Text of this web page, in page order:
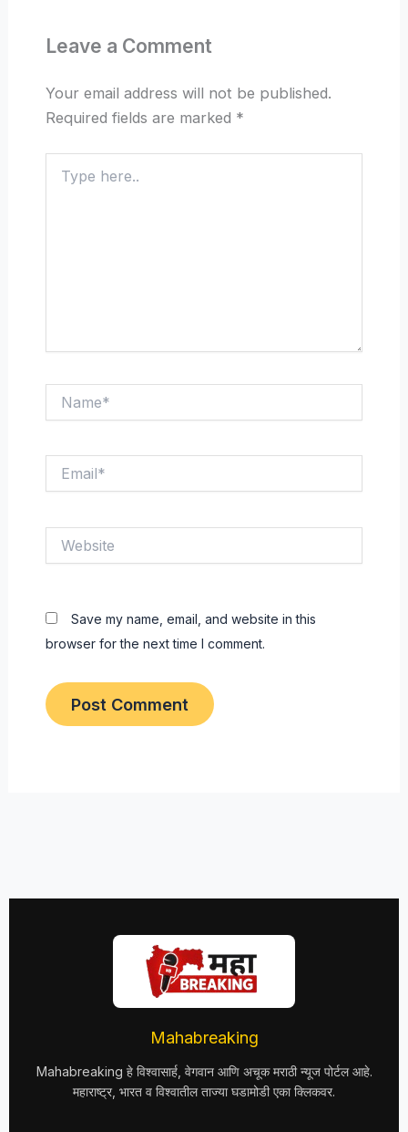
Leave a Comment
Your email address will not be published.
Required fields are marked *
here..
Save my name, email, and website in this
browser for the next time I comment.
Mahabreaking
Mahabreaking हे विश्वासार्ह, वेगवान आणि अचूक मराठी न्यूज पोर्टल आहे.
महाराष्ट्र, भारत व विश्वातील ताज्या घडामोडी एका क्लिकवर.